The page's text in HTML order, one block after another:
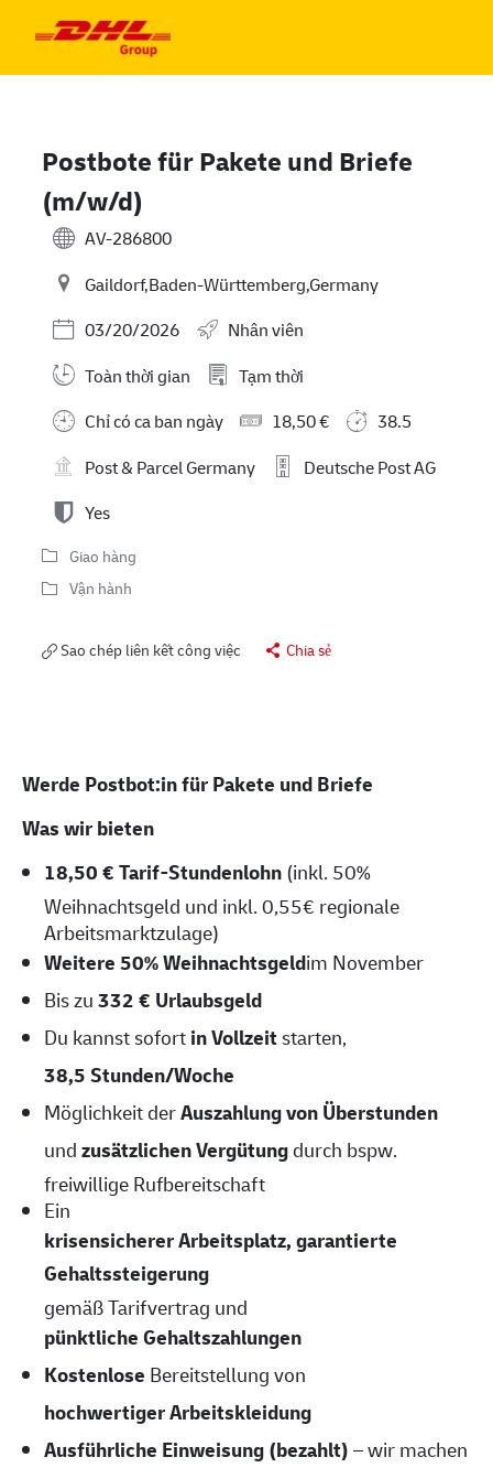
Postbote für Pakete und Briefe
(m/w/d)
AV-286800
Gaildorf,Baden-Württemberg,Germany
Posted Date
03/20/2026
Nhân viên
Toàn thời gian
Tạm thời
Chỉ có ca ban ngày
18,50 €
38.5
Post & Parcel Germany
Deutsche Post AG
Yes
Giao hàng
Vận hành
Sao chép liên kết công việc Chia sẻ
Werde Postbot:in für Pakete und Briefe
Was wir bieten
18,50€ Tarif-Stundenlohn(inkl. 50%
Weihnachtsgeld und inkl. 0,55€ regionale
Arbeitsmarktzulage)
Weitere 50% Weihnachtsgeldim November
Bis zu332 € Urlaubsgeld
Du kannst sofortin Vollzeitstarten,
38,5 Stunden/Woche
Möglichkeit derAuszahlung von Überstunden
undzusätzlichen Vergütungdurch bspw.
freiwillige Rufbereitschaft
Ein
krisensicherer Arbeitsplatz, garantierte
Gehaltssteigerung
gemäß Tarifvertrag und
pünktliche Gehaltszahlungen
Kostenlose Bereitstellung von
hochwertiger Arbeitskleidung
Ausführliche Einweisung (bezahlt)– wir machen